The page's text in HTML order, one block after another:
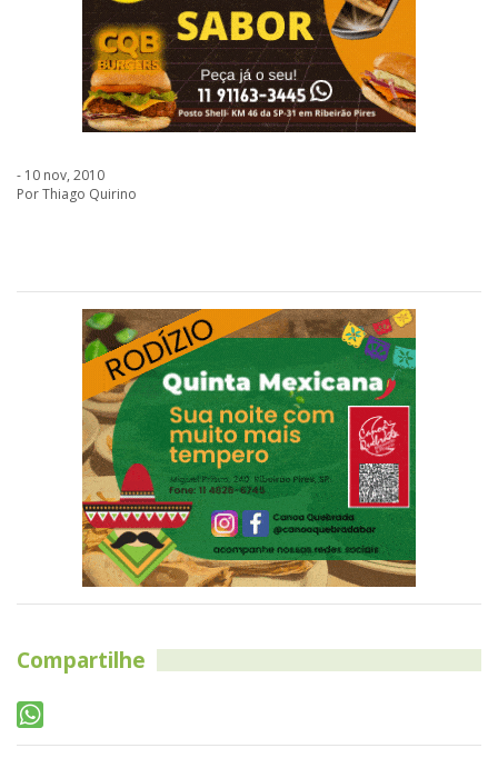
- 10 nov, 2010
Por Thiago Quirino
Compartilhe